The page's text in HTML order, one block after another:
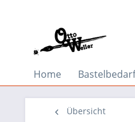
Home Bastelbedarf
Übersicht